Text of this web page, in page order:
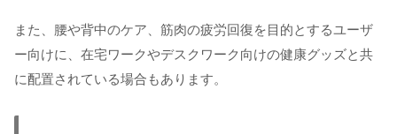
また、腰や背中のケア、筋肉の疲労回復を目的とするユーザ
ー向けに、在宅ワークやデスクワーク向けの健康グッズと共
に配置されている場合もあります。